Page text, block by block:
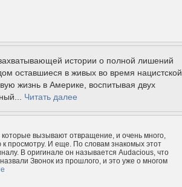
истории о полной лишений
оставшиеся в живых во время нацистской
жизнь в Америке, воспитывая двух
Читать далее
вызывают отвращение, и очень много,
просмотру. И еще. По словам знакомых этот
В оригинале он называется Audacious, что
Звонок из прошлого, и это уже о многом